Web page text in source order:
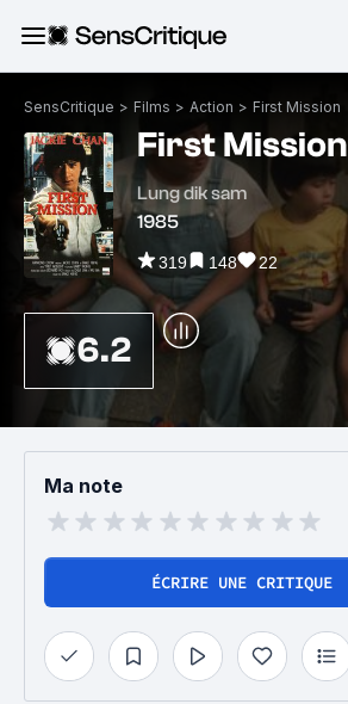
SensCritique > Films > Action > First Mission
First Mission
Lung dik sam
1985
319 148 22
6.2
Ma note
ÉCRIRE UNE CRITIQUE